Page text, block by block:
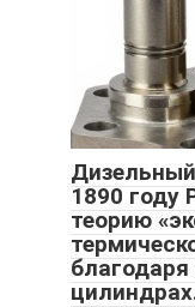
1890 году
теорию